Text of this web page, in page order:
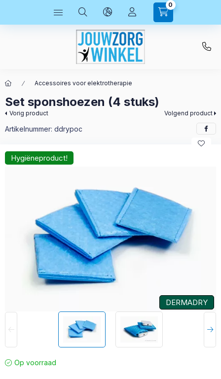
0
Accessoires voor elektrotherapie
Set sponshoezen (4 stuks)
Vorig product Volgend product
Artikelnummer: ddrypoc
Hygiëneproduct!
DERMADRY
Op voorraad